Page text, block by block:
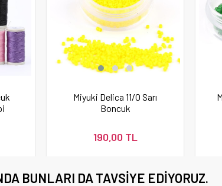
Miyuki Delica 11/0 Sarı
Boncuk
190,00 TL
BUNLARI DA TAVSIYE EDIYORUZ.